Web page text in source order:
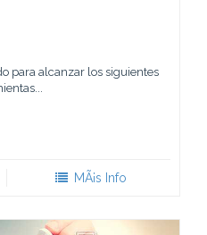
para alcanzar los siguientes
MÃ¡s Info